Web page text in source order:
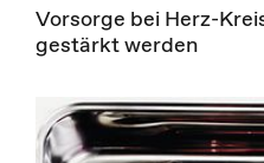
Vorsorge bei Herz-
gestärkt werden